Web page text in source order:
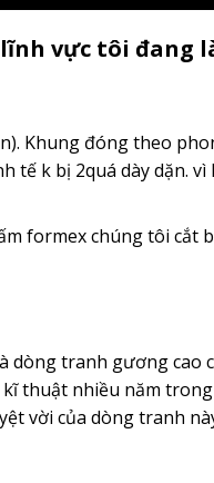
vực tôi đang
Khung đóng theo
tế k bị 2quá dày dặn.
formex chúng tôi cắt
tranh gương cao
thuật nhiều năm
vời của dòng tranh